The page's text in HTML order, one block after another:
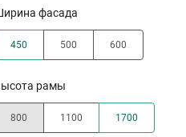
фасада
450 500 600
рамы
800 1100 1700